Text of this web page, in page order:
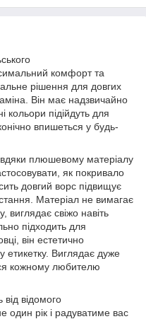
комфорт та
рішення для довгих
Він має надзвичайно
кольори підійдуть для
впишеться у будь-
плюшевому матеріалу
як покривало
довгий ворс підвищує
Матеріал не вимагає
виглядає свіжо навіть
підходить для
він естетично
етикетку. Виглядає дуже
кожному любителю
від відомого
один рік і радуватиме вас